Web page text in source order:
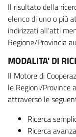
Il risultato della
elenco di uno o più
indirizzati all'atti
Regione/Provincia
MODALITA' DI
Il Motore di
le Regioni/Province
attraverso le
Ricerca
Ricerca